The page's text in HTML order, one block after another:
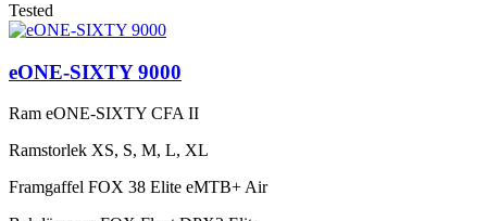
Tested
eONE-SIXTY 9000
Ram eONE-SIXTY CFA II
Ramstorlek XS, S, M, L, XL
Framgaffel FOX 38 Elite eMTB+ Air